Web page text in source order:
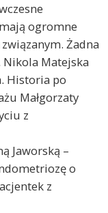
ogromne
Żadna
Matejska
Historia po
Małgorzaty
z
Jaworską –
o
z